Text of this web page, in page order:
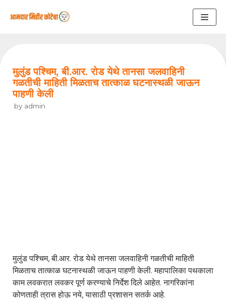
मुलुंड पश्चिम, बी.आर. रोड येथे तानसा जलवाहिनी
गळतीची माहिती मिळताच तात्काळ घटनास्थळी जाऊन
पाहणी केली
by admin
मुलुंड पश्चिम, बी.आर. रोड येथे तानसा जलवाहिनी गळतीची माहिती
मिळताच तात्काळ घटनास्थळी जाऊन पाहणी केली. महापालिका पथकाला
काम लवकरात लवकर पूर्ण करण्याचे निर्देश दिले आहेत. नागरिकांना
कोणताही त्रास होऊ नये, यासाठी प्रशासन सतर्क आहे.